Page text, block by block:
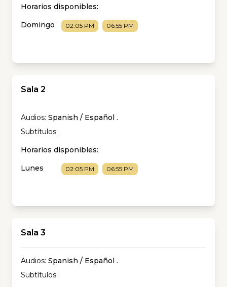
Horarios disponibles:
Domingo
02:05 PM 06:55 PM
Sala 2
Audios: Spanish / Español .
Subtítulos:
Horarios disponibles:
Lunes
02:05 PM 06:55 PM
Sala 3
Audios: Spanish / Español .
Subtítulos: